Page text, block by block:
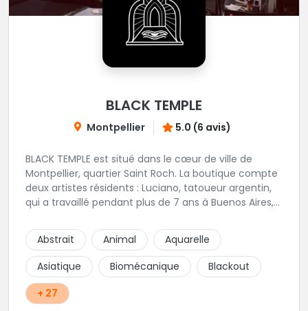
BLACK TEMPLE
Montpellier 5.0 (6 avis)
BLACK TEMPLE est situé dans le cœur de ville de
Montpellier, quartier Saint Roch. La boutique compte
deux artistes résidents : Luciano, tatoueur argentin,
qui a travaillé pendant plus de 7 ans à Buenos Aires,
qui a travaillé dans plusieurs boutiques de la ville
avant de rejoindre notre équipe. La boutique
accueille plusieurs artistes tatoueurs en tant que
guests tout au long de l'année afin de proposer
d'autres styles.
Abstrait Animal
Aquarelle
Asiatique
Biomécanique
Blackout
+ 27